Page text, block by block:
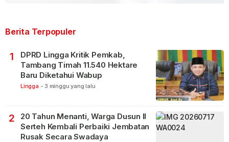
Berita Terpopuler
1
DPRD Lingga Kritik Pemkab,
Tambang Timah 11.540 Hektare
Baru Diketahui Wabup
Lingga - 3 minggu yang lalu
2
20 Tahun Menanti, Warga Dusun II
Serteh Kembali Perbaiki Jembatan
Rusak Secara Swadaya